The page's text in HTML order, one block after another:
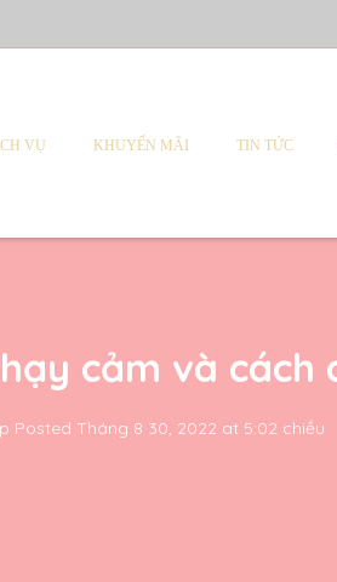
VỤ KHUYẾN MÃI TIN TỨC
cảm và cách
Posted Tháng 8 30, 2022 at 5:02 chiều